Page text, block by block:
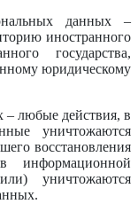
данных –
иностранного
государства,
юридическому
– любые действия, в
уничтожаются
восстановления
информационной
уничтожаются